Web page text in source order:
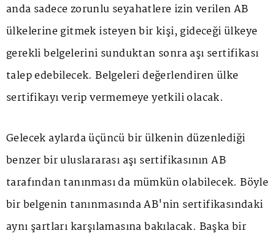
anda sadece zorunlu seyahatlere izin verilen AB
ülkelerine gitmek isteyen bir kişi, gideceği ülkeye
gerekli belgelerini sunduktan sonra aşı sertifikası
talep edebilecek. Belgeleri değerlendiren ülke
sertifikayı verip vermemeye yetkili olacak.
Gelecek aylarda üçüncü bir ülkenin düzenlediği
benzer bir uluslararası aşı sertifikasının AB
tarafından tanınması da mümkün olabilecek. Böyle
bir belgenin tanınmasında AB'nin sertifikasındaki
aynı şartları karşılamasına bakılacak. Başka bir